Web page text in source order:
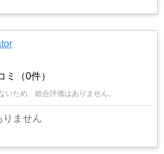
ミ（0件）
ため、総合評価はありません。
りません